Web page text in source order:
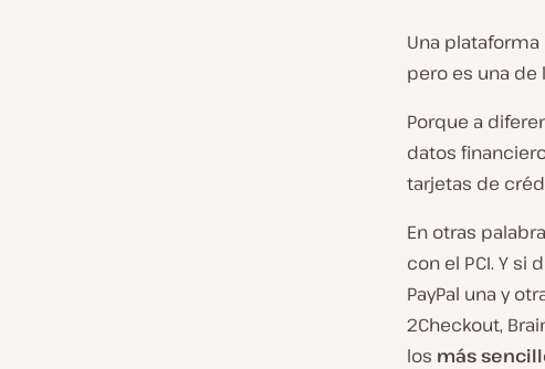
Una
pero es una de
Porque a
datos
tarjetas de
En otras
con el PCI. Y
PayPal una y
2Checkout,
los más